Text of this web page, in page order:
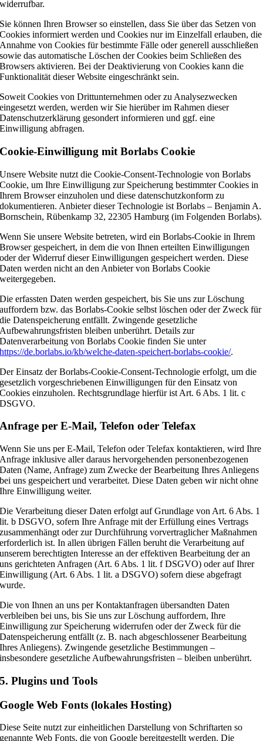
widerrufbar.
Sie können Ihren Browser so einstellen, dass Sie über das Setzen von
Cookies informiert werden und Cookies nur im Einzelfall erlauben, die
Annahme von Cookies für bestimmte Fälle oder generell ausschließen
sowie das automatische Löschen der Cookies beim Schließen des
Browsers aktivieren. Bei der Deaktivierung von Cookies kann die
Funktionalität dieser Website eingeschränkt sein.
Soweit Cookies von Drittunternehmen oder zu Analysezwecken
eingesetzt werden, werden wir Sie hierüber im Rahmen dieser
Datenschutzerklärung gesondert informieren und ggf. eine
Einwilligung abfragen.
Cookie-Einwilligung mit Borlabs Cookie
Unsere Website nutzt die Cookie-Consent-Technologie von Borlabs
Cookie, um Ihre Einwilligung zur Speicherung bestimmter Cookies in
Ihrem Browser einzuholen und diese datenschutzkonform zu
dokumentieren. Anbieter dieser Technologie ist Borlabs – Benjamin A.
Bornschein, Rübenkamp 32, 22305 Hamburg (im Folgenden Borlabs).
Wenn Sie unsere Website betreten, wird ein Borlabs-Cookie in Ihrem
Browser gespeichert, in dem die von Ihnen erteilten Einwilligungen
oder der Widerruf dieser Einwilligungen gespeichert werden. Diese
Daten werden nicht an den Anbieter von Borlabs Cookie
weitergegeben.
Die erfassten Daten werden gespeichert, bis Sie uns zur Löschung
auffordern bzw. das Borlabs-Cookie selbst löschen oder der Zweck für
die Datenspeicherung entfällt. Zwingende gesetzliche
Aufbewahrungsfristen bleiben unberührt. Details zur
Datenverarbeitung von Borlabs Cookie finden Sie unter
https://de.borlabs.io/kb/welche-daten-speichert-borlabs-cookie/.
Der Einsatz der Borlabs-Cookie-Consent-Technologie erfolgt, um die
gesetzlich vorgeschriebenen Einwilligungen für den Einsatz von
Cookies einzuholen. Rechtsgrundlage hierfür ist Art. 6 Abs. 1 lit. c
DSGVO.
Anfrage per E-Mail, Telefon oder Telefax
Wenn Sie uns per E-Mail, Telefon oder Telefax kontaktieren, wird Ihre
Anfrage inklusive aller daraus hervorgehenden personenbezogenen
Daten (Name, Anfrage) zum Zwecke der Bearbeitung Ihres Anliegens
bei uns gespeichert und verarbeitet. Diese Daten geben wir nicht ohne
Ihre Einwilligung weiter.
Die Verarbeitung dieser Daten erfolgt auf Grundlage von Art. 6 Abs. 1
lit. b DSGVO, sofern Ihre Anfrage mit der Erfüllung eines Vertrags
zusammenhängt oder zur Durchführung vorvertraglicher Maßnahmen
erforderlich ist. In allen übrigen Fällen beruht die Verarbeitung auf
unserem berechtigten Interesse an der effektiven Bearbeitung der an
uns gerichteten Anfragen (Art. 6 Abs. 1 lit. f DSGVO) oder auf Ihrer
Einwilligung (Art. 6 Abs. 1 lit. a DSGVO) sofern diese abgefragt
wurde.
Die von Ihnen an uns per Kontaktanfragen übersandten Daten
verbleiben bei uns, bis Sie uns zur Löschung auffordern, Ihre
Einwilligung zur Speicherung widerrufen oder der Zweck für die
Datenspeicherung entfällt (z. B. nach abgeschlossener Bearbeitung
Ihres Anliegens). Zwingende gesetzliche Bestimmungen –
insbesondere gesetzliche Aufbewahrungsfristen – bleiben unberührt.
5. Plugins und Tools
Google Web Fonts (lokales Hosting)
Diese Seite nutzt zur einheitlichen Darstellung von Schriftarten so
genannte Web Fonts, die von Google bereitgestellt werden. Die